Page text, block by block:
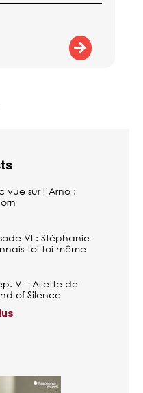
vue sur l’Arno :
VI : Stéphanie
toi toi même
V – Aliette de
of Silence